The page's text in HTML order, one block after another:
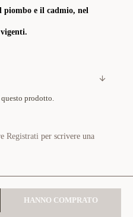
e il cadmio, nel
prodotto.
Registrati per scrivere una
HANNO COMPRATO